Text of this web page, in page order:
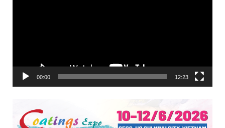
00:00 12:23